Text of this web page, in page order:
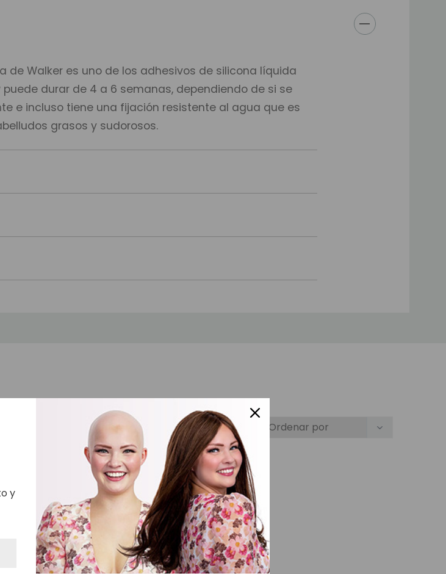
de Walker es uno de los adhesivos de silicona líquida
durar de 4 a 6 semanas, dependiendo de si se
e incluso tiene una fijación resistente al agua que es
grasos y sudorosos.
>
Relacionados
y